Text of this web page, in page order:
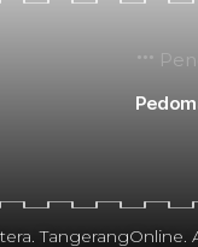
TangerangOnline.